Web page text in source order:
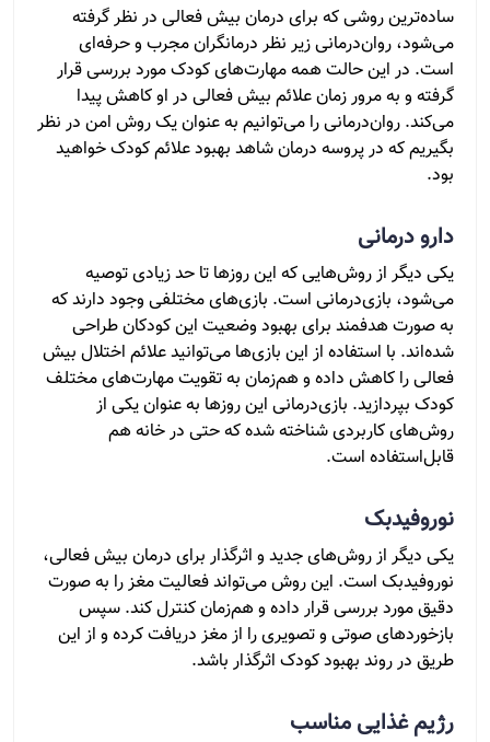
ساده‌ترین روشی که برای درمان بیش فعالی در نظر گرفته
می‌شود، روان‌درمانی زیر نظر درمانگران مجرب و حرفه‌ای
است. در این حالت همه مهارت‌های کودک مورد بررسی قرار
گرفته و به مرور زمان علائم بیش فعالی در او کاهش پیدا
می‌کند. روان‌درمانی را می‌توانیم به عنوان یک روش امن در نظر
بگیریم که در پروسه درمان شاهد بهبود علائم کودک خواهید
بود.
دارو درمانی
یکی دیگر از روش‌هایی که این روزها تا حد زیادی توصیه
می‌شود، بازی‌درمانی است. بازی‌های مختلفی وجود دارند که
به صورت هدفمند برای بهبود وضعیت این کودکان طراحی
شده‌اند. با استفاده از این بازی‌ها می‌توانید علائم اختلال بیش
فعالی را کاهش داده و هم‌زمان به تقویت مهارت‌های مختلف
کودک بپردازید. بازی‌درمانی این روزها به عنوان یکی از
روش‌های کاربردی شناخته شده که حتی در خانه هم
قابل‌استفاده است.
نوروفیدبک
یکی دیگر از روش‌های جدید و اثرگذار برای درمان بیش فعالی،
نوروفیدبک است. این روش می‌تواند فعالیت مغز را به صورت
دقیق مورد بررسی قرار داده و هم‌زمان کنترل کند. سپس
بازخوردهای صوتی و تصویری را از مغز دریافت کرده و از این
طریق در روند بهبود کودک اثرگذار باشد.
رژیم غذایی مناسب